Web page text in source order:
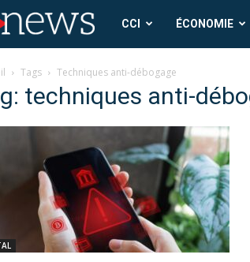
CCI
News
CCI ÉCONOMIE
Tags Techniques anti-débogage
techniques anti-